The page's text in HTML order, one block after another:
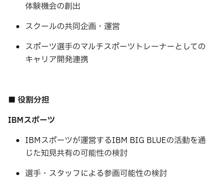
体験機会の創出
スクールの共同企画・運営
スポーツ選手のマルチスポーツトレーナーとしての
キャリア開発連携
■ 役割分担
IBMスポーツ
IBMスポーツが運営するIBM BIG BLUEの活動を通
じた知見共有の可能性の検討
選手・スタッフによる参画可能性の検討